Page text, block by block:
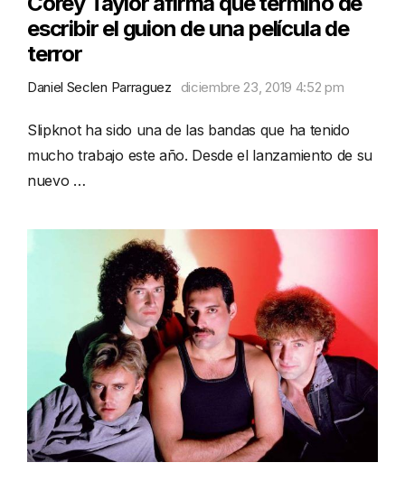
escribir el guion de una película de
terror
Daniel Seclen Parraguez diciembre 23, 2019 4:52 pm
Slipknot ha sido una de las bandas que ha tenido
mucho trabajo este año. Desde el lanzamiento de su
nuevo …